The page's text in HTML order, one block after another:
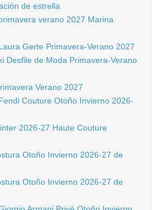
de estrella
verano 2027 Marina
Gerte Primavera-Verano 2027
Desfile de Moda Primavera-Verano
Verano 2027
Couture Otoño Invierno 2026-
2026-27 Haute Couture
Otoño Invierno 2026-27 de
Otoño Invierno 2026-27 de